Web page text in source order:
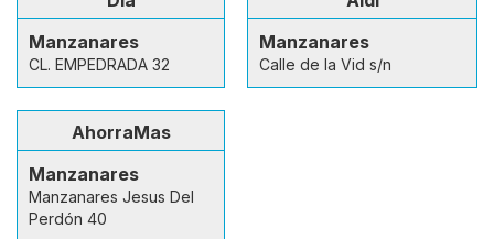
Manzanares
CL. EMPEDRADA 32
Manzanares
Calle de la Vid s/n
AhorraMas
Manzanares
Manzanares Jesus Del
Perdón 40